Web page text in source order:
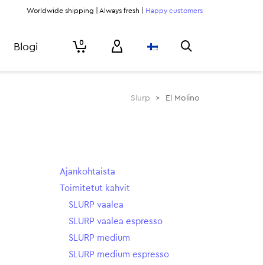
Worldwide shipping | Always fresh | Happy customers
Blogi 0
Slurp > El Molino
Ajankohtaista
Toimitetut kahvit
SLURP vaalea
SLURP vaalea espresso
SLURP medium
SLURP medium espresso